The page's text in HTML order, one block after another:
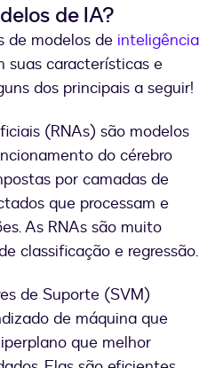
de IA?
de modelos de inteligência
suas características e
dos principais a seguir!
(RNAs) são modelos
do cérebro
por camadas de
que processam e
As RNAs são muito
classificação e regressão.
de Suporte (SVM)
de máquina que
que melhor